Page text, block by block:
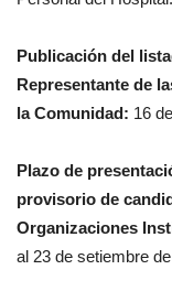
Publicación del
Representante de
la Comunidad: 16
Plazo de
provisorio de
Organizaciones
al 23 de setiembre